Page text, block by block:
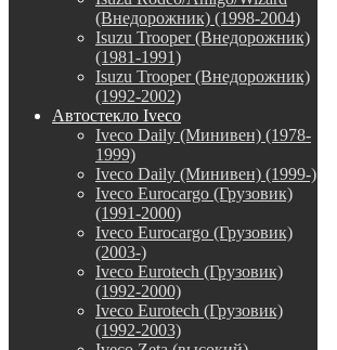
(Внедорожник) (1998-2004)
Isuzu Trooper (Внедорожник)
(1981-1991)
Isuzu Trooper (Внедорожник)
(1992-2002)
Автостекло Iveco
Iveco Daily (Минивен) (1978-
1999)
Iveco Daily (Минивен) (1999-)
Iveco Eurocargo (Грузовик)
(1991-2000)
Iveco Eurocargo (Грузовик)
(2003-)
Iveco Eurotech (Грузовик)
(1992-2000)
Iveco Eurotech (Грузовик)
(1992-2003)